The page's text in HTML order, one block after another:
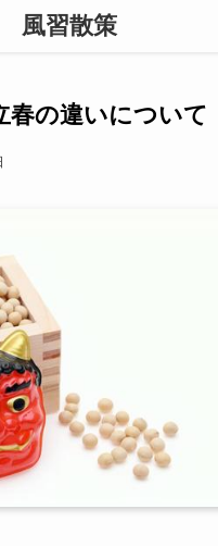
風習散策
春の違いについて